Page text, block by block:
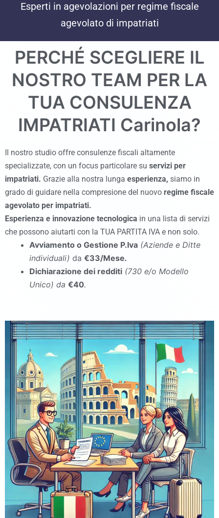
Esperti in agevolazioni per regime fiscale
agevolato di impatriati
PERCHÉ SCEGLIERE IL
NOSTRO TEAM PER LA
TUA CONSULENZA
IMPATRIATI Carinola?
Il nostro studio offre consulenze fiscali altamente
specializzate, con un focus particolare su servizi per
impatriati. Grazie alla nostra lunga esperienza, siamo in
grado di guidare nella compresione del nuovo regime fiscale
agevolato per impatriati.
Esperienza e innovazione tecnologica in una lista di servizi
che possono aiutarti con la TUA PARTITA IVA e non solo.
Avviamento o Gestione P.Iva (Aziende e Ditte
individuali) da €33/Mese.
Dichiarazione dei redditi (730 e/o Modello
Unico) da €40.